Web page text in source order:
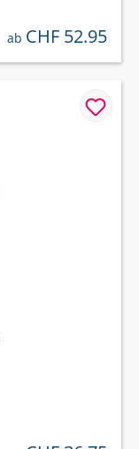
regulärer preis:
ab CHF 52.95